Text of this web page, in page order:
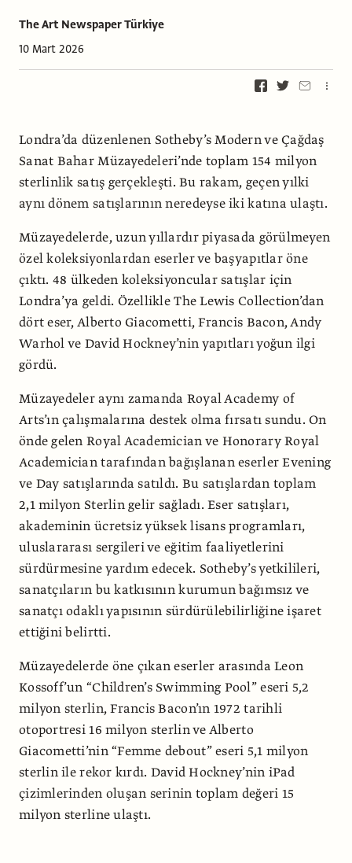
The Art Newspaper Türkiye
10 Mart 2026
Londra’da düzenlenen Sotheby’s Modern ve Çağdaş
Sanat Bahar Müzayedeleri’nde toplam 154 milyon
sterlinlik satış gerçekleşti. Bu rakam, geçen yılki
aynı dönem satışlarının neredeyse iki katına ulaştı.
Müzayedelerde, uzun yıllardır piyasada görülmeyen
özel koleksiyonlardan eserler ve başyapıtlar öne
çıktı. 48 ülkeden koleksiyoncular satışlar için
Londra’ya geldi. Özellikle The Lewis Collection’dan
dört eser, Alberto Giacometti, Francis Bacon, Andy
Warhol ve David Hockney’nin yapıtları yoğun ilgi
gördü.
Müzayedeler aynı zamanda Royal Academy of
Arts’ın çalışmalarına destek olma fırsatı sundu. On
önde gelen Royal Academician ve Honorary Royal
Academician tarafından bağışlanan eserler Evening
ve Day satışlarında satıldı. Bu satışlardan toplam
2,1 milyon Sterlin gelir sağladı. Eser satışları,
akademinin ücretsiz yüksek lisans programları,
uluslararası sergileri ve eğitim faaliyetlerini
sürdürmesine yardım edecek. Sotheby’s yetkilileri,
sanatçıların bu katkısının kurumun bağımsız ve
sanatçı odaklı yapısının sürdürülebilirliğine işaret
ettiğini belirtti.
Müzayedelerde öne çıkan eserler arasında Leon
Kossoff’un “Children’s Swimming Pool” eseri 5,2
milyon sterlin, Francis Bacon’ın 1972 tarihli
otoportresi 16 milyon sterlin ve Alberto
Giacometti’nin “Femme debout” eseri 5,1 milyon
sterlin ile rekor kırdı. David Hockney’nin iPad
çizimlerinden oluşan serinin toplam değeri 15
milyon sterline ulaştı.